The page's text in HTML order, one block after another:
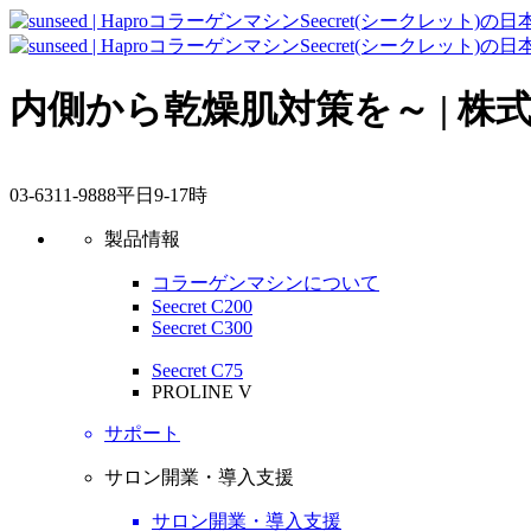
内側から乾燥肌対策を～ | 株
03-6311-9888平日9-17時
製品情報
コラーゲンマシンについて
Seecret C200
Seecret C300
Seecret C75
PROLINE V
サポート
サロン開業・導入支援
サロン開業・導入支援